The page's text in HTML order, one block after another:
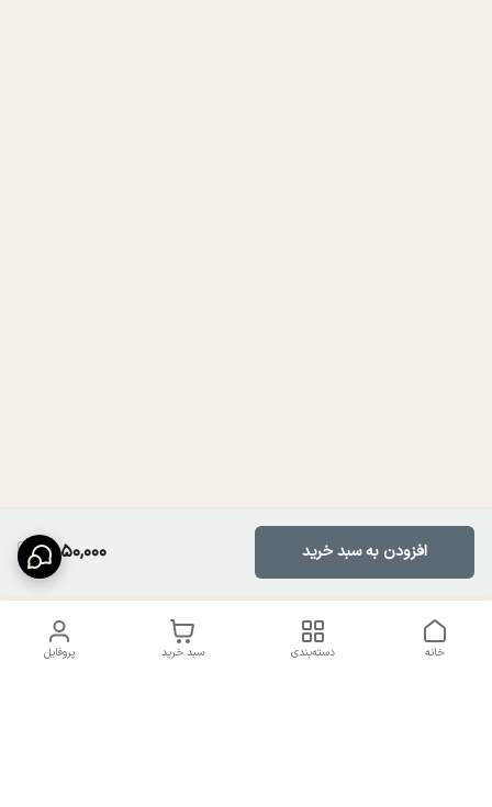
1,850,000 افزودن به سبد خرید
پروفایل سبد خرید دسته‌بندی خانه